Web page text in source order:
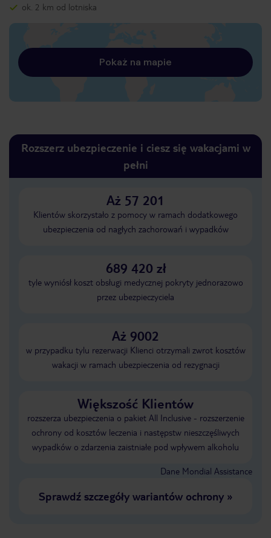
ok. 2 km od lotniska
Pokaż na mapie
Rozszerz ubezpieczenie i ciesz się wakacjami w
pełni
Aż 57 201
Klientów skorzystało z pomocy w ramach dodatkowego
ubezpieczenia od nagłych zachorowań i wypadków
689 420 zł
tyle wyniósł koszt obsługi medycznej pokryty jednorazowo
przez ubezpieczyciela
Aż 9002
w przypadku tylu rezerwacji Klienci otrzymali zwrot kosztów
wakacji w ramach ubezpieczenia od rezygnacji
Większość Klientów
rozszerza ubezpieczenia o pakiet All Inclusive - rozszerzenie
ochrony od kosztów leczenia i następstw nieszczęśliwych
wypadków o zdarzenia zaistniałe pod wpływem alkoholu
Dane Mondial Assistance
Sprawdź szczegóły wariantów ochrony»